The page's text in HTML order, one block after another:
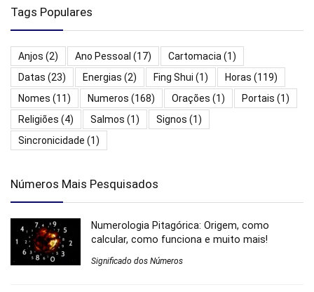
Tags Populares
Anjos (2) Ano Pessoal (17) Cartomacia (1)
Datas (23) Energias (2) Fing Shui (1) Horas (119)
Nomes (11) Numeros (168) Orações (1) Portais (1)
Religiões (4) Salmos (1) Signos (1)
Sincronicidade (1)
Números Mais Pesquisados
Numerologia Pitagórica: Origem, como
calcular, como funciona e muito mais!
Significado dos Números